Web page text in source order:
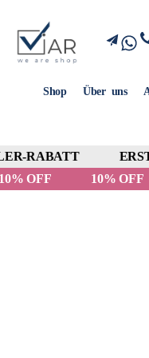
Shop Über uns
RABATT
10% OFF
10% OFF